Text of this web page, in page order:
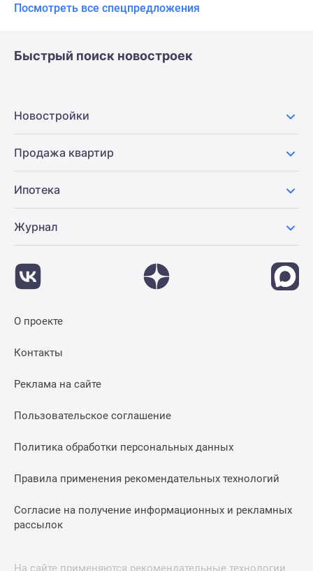
Посмотреть все спецпредложения
Быстрый поиск новостроек
Новостройки
Продажа квартир
Ипотека
Журнал
О проекте
Контакты
Реклама на сайте
Пользовательское соглашение
Политика обработки персональных данных
Правила применения рекомендательных технологий
Согласие на получение информационных и рекламных
рассылок
На сайте применяются рекомендательные технологии